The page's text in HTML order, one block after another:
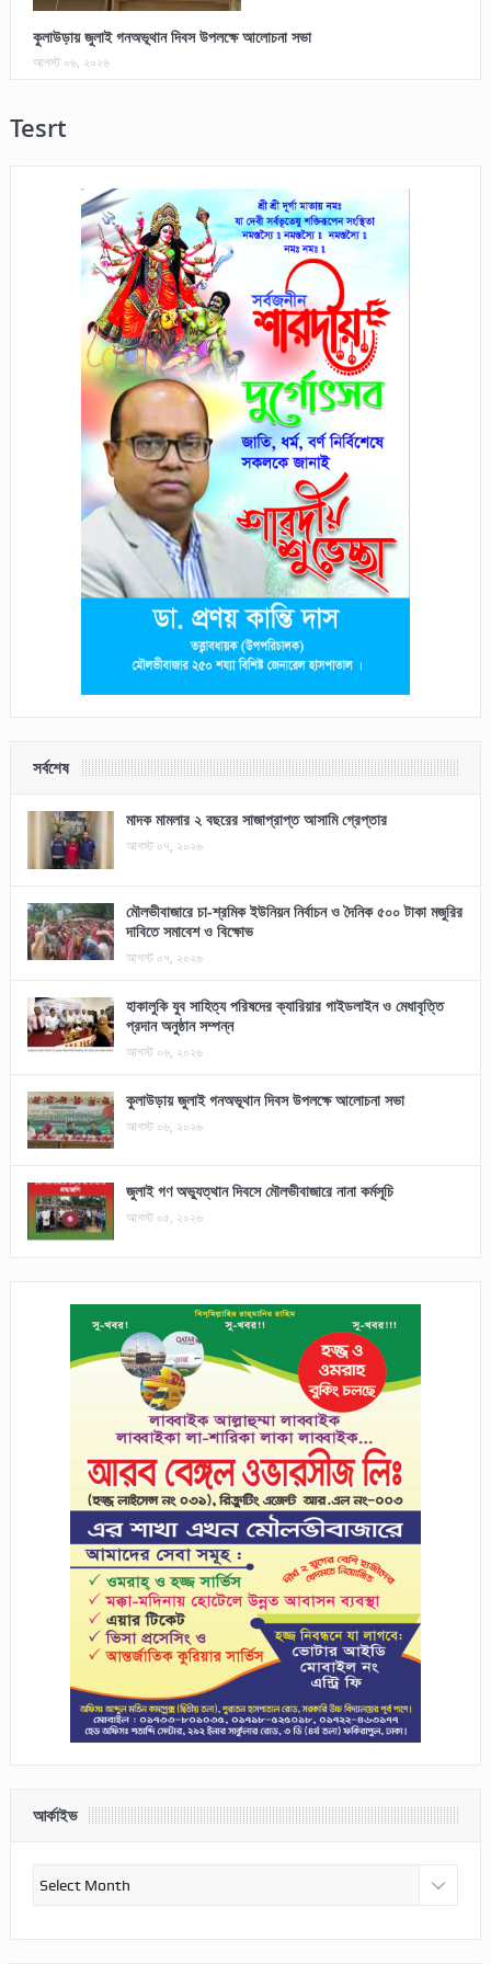
কুলাউড়ায় জুলাই গনঅভূথান দিবস উপলক্ষে আলোচনা সভা
আগস্ট ০৬, ২০২৬
Tesrt
সর্বশেষ
মাদক মামলার ২ বছরের সাজাপ্রাপ্ত আসামি গ্রেপ্তার
আগস্ট ০৭, ২০২৬
মৌলভীবাজারে চা-শ্রমিক ইউনিয়ন নির্বাচন ও দৈনিক ৫০০ টাকা মজুরির
দাবিতে সমাবেশ ও বিক্ষোভ
আগস্ট ০৭, ২০২৬
হাকালুকি যুব সাহিত্য পরিষদের ক্যারিয়ার গাইডলাইন ও মেধাবৃত্তি
প্রদান অনুষ্ঠান সম্পন্ন
আগস্ট ০৬, ২০২৬
কুলাউড়ায় জুলাই গনঅভূথান দিবস উপলক্ষে আলোচনা সভা
আগস্ট ০৬, ২০২৬
জুলাই গণ অভ্যুত্থান দিবসে মৌলভীবাজারে নানা কর্মসূচি
আগস্ট ০৫, ২০২৬
আর্কাইভ
আর্কাইভ